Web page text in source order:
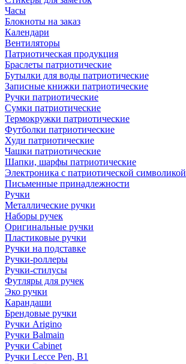
Часы
Блокноты на заказ
Календари
Вентиляторы
Патриотическая продукция
Браслеты патриотические
Бутылки для воды патриотические
Записные книжки патриотические
Ручки патриотические
Сумки патриотические
Термокружки патриотические
Футболки патриотические
Худи патриотические
Чашки патриотические
Шапки, шарфы патриотические
Электроника с патриотической символикой
Письменные принадлежности
Ручки
Металлические ручки
Наборы ручек
Оригинальные ручки
Пластиковые ручки
Ручки на подставке
Ручки-роллеры
Ручки-стилусы
Футляры для ручек
Эко ручки
Карандаши
Брендовые ручки
Ручки Arigino
Ручки Balmain
Ручки Cabinet
Ручки Lecce Pen, B1